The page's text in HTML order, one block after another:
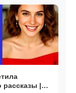
рассказы |